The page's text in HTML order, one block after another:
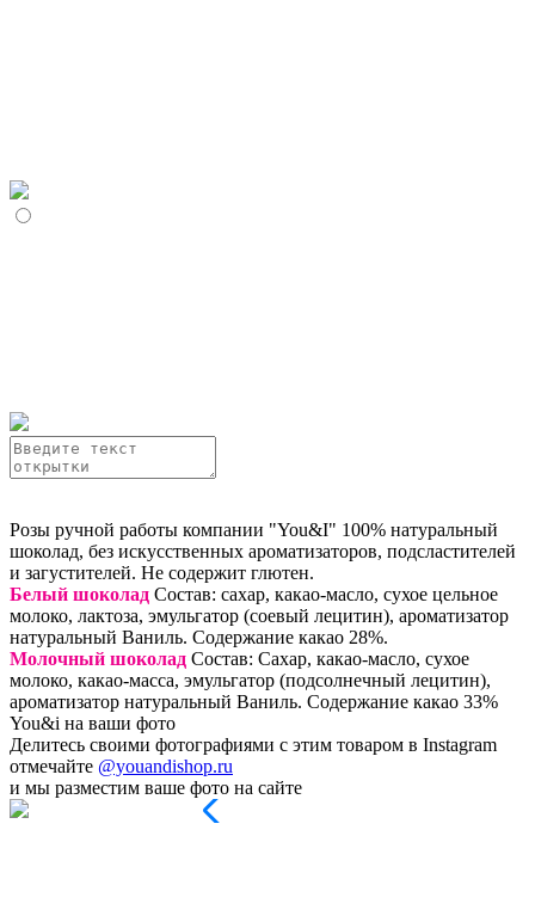
Розы ручной работы компании "You&I" 100% натуральный
шоколад, без искусственных ароматизаторов, подсластителей
и загустителей. Не содержит глютен.
Белый шоколад Состав: сахар, какао-масло, сухое цельное
молоко, лактоза, эмульгатор (соевый лецитин), ароматизатор
натуральный Ваниль. Содержание какао 28%.
Молочный шоколад Состав: Сахар, какао-масло, сухое
молоко, какао-масса, эмульгатор (подсолнечный лецитин),
ароматизатор натуральный Ваниль. Содержание какао 33%
You&i на ваши фото
Делитесь своими фотографиями с этим товаром в Instagram
отмечайте @youandishop.ru
и мы разместим ваше фото на сайте